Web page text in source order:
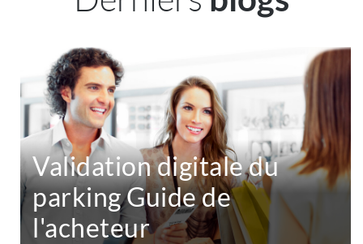
Validation digitale du
parking Guide de
l'acheteur